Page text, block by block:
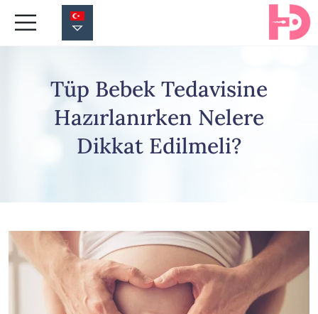
Tüp Bebek Tedavisine
Hazırlanırken Nelere
Dikkat Edilmeli?